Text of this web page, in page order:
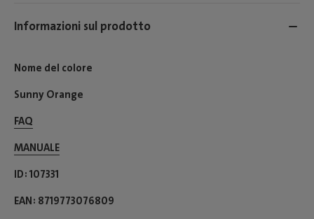
Informazioni sul prodotto
Nome del colore
Sunny Orange
FAQ
MANUALE
ID 107331
EAN 8719773076809